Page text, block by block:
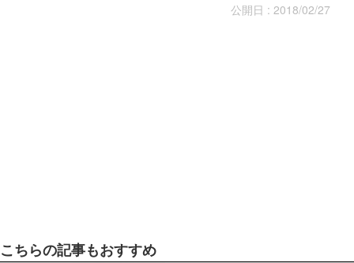
公開日 : 2018/02/27
こちらの記事もおすすめ